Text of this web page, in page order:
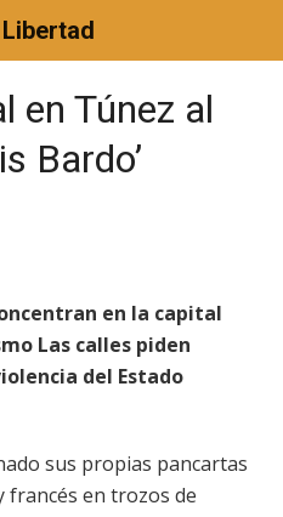
en Túnez al
Bardo’
en la capital
Las calles piden
del Estado
sus propias pancartas
francés en trozos de